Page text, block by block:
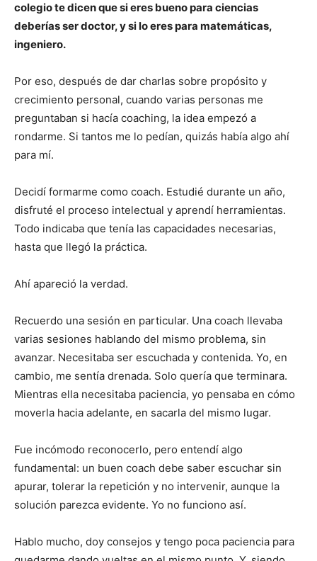
colegio te dicen que si eres bueno para ciencias
deberías ser doctor, y si lo eres para matemáticas,
ingeniero.
Por eso, después de dar charlas sobre propósito y
crecimiento personal, cuando varias personas me
preguntaban si hacía coaching, la idea empezó a
rondarme. Si tantos me lo pedían, quizás había algo ahí
para mí.
Decidí formarme como coach. Estudié durante un año,
disfruté el proceso intelectual y aprendí herramientas.
Todo indicaba que tenía las capacidades necesarias,
hasta que llegó la práctica.
Ahí apareció la verdad.
Recuerdo una sesión en particular. Una coach llevaba
varias sesiones hablando del mismo problema, sin
avanzar. Necesitaba ser escuchada y contenida. Yo, en
cambio, me sentía drenada. Solo quería que terminara.
Mientras ella necesitaba paciencia, yo pensaba en cómo
moverla hacia adelante, en sacarla del mismo lugar.
Fue incómodo reconocerlo, pero entendí algo
fundamental: un buen coach debe saber escuchar sin
apurar, tolerar la repetición y no intervenir, aunque la
solución parezca evidente. Yo no funciono así.
Hablo mucho, doy consejos y tengo poca paciencia para